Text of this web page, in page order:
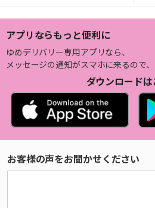
アプリならもっと便利に
ゆめデリバリー専用アプリなら、
メッセージの通知がスマホに来るので、
ダウンロードは
お客様の声をお聞かせください